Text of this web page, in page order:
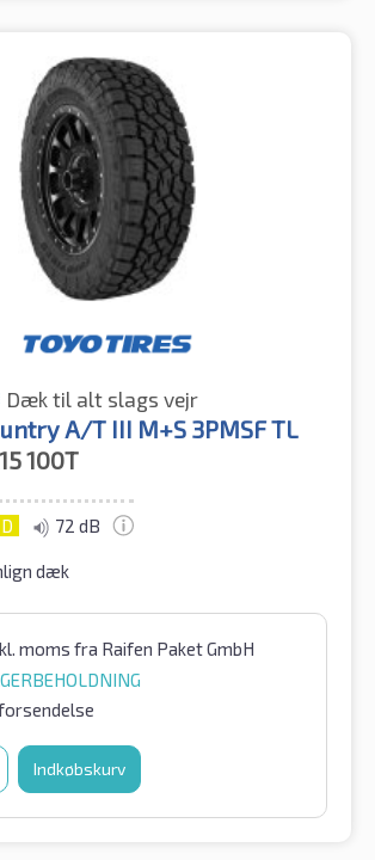
Dæk til alt slags vejr
A/T III M+S 3PMSF TL
100T
D 72 dB
dæk
moms fra Raifen Paket GmbH
Indkøbskurv